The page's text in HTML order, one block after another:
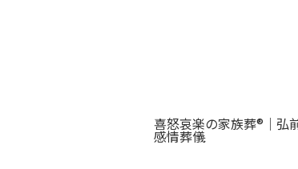
喜怒哀楽の家族葬®｜弘
感情葬儀